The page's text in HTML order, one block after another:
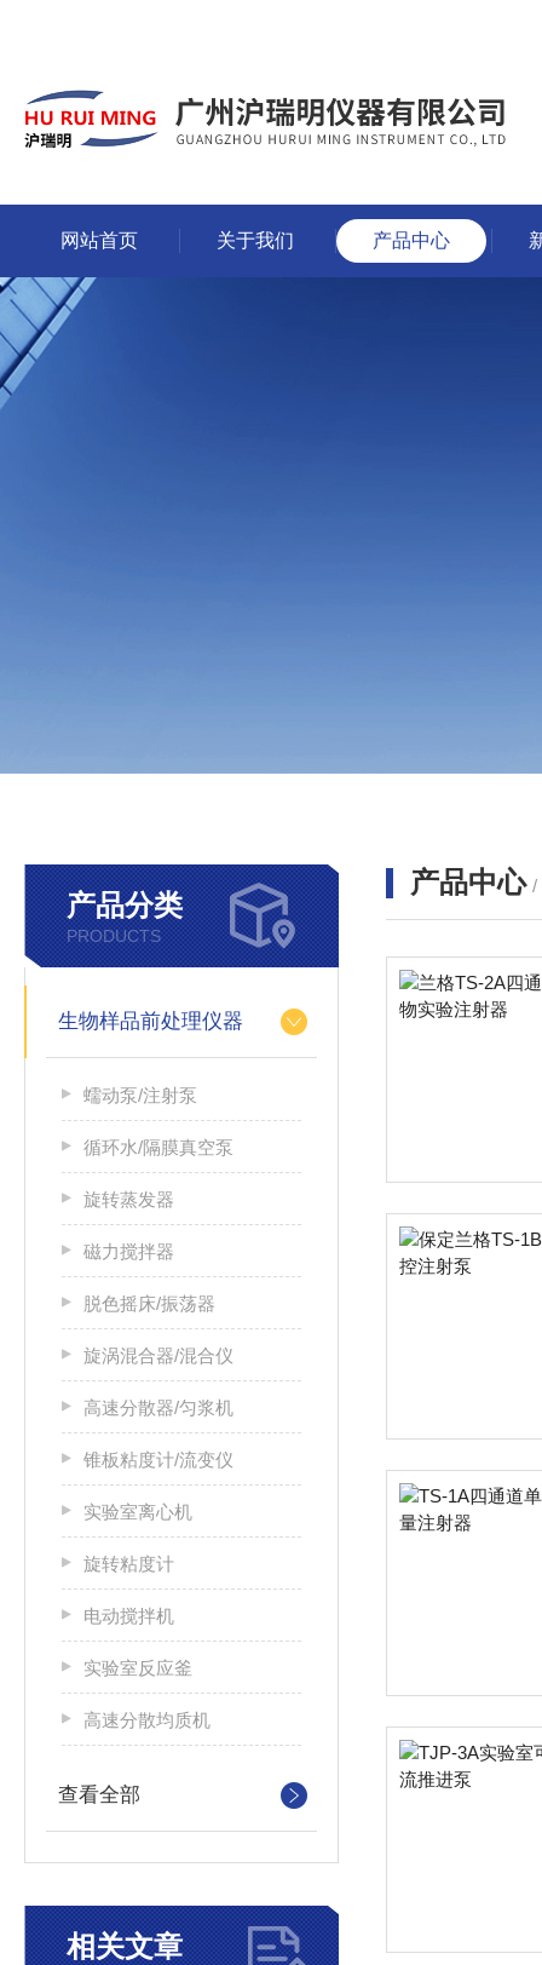
网站首页 关于我们 产品中心
产品分类
PRODUCTS
生物样品前处理仪器
蠕动泵/注射泵
循环水/隔膜真空泵
旋转蒸发器
磁力搅拌器
脱色摇床/振荡器
旋涡混合器/混合仪
高速分散器/匀浆机
锥板粘度计/流变仪
实验室离心机
旋转粘度计
电动搅拌机
实验室反应釜
高速分散均质机
查看全部
相关文章
产品中心 /